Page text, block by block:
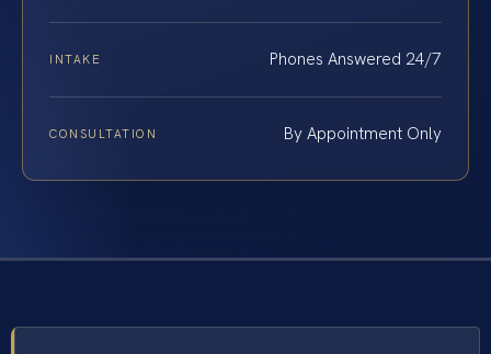
INTAKE Phones Answered 24/7
CONSULTATION By Appointment Only